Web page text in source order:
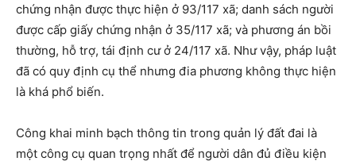
chứng nhận được thực hiện ở 93/117 xã; danh sách người
được cấp giấy chứng nhận ở 35/117 xã; và phương án bồi
thường, hỗ trợ, tái định cư ở 24/117 xã. Như vậy, pháp luật
đã có quy định cụ thể nhưng đia phương không thực hiện
là khá phổ biến.
Công khai minh bạch thông tin trong quản lý đất đai là
một công cụ quan trọng nhất để người dân đủ điều kiện